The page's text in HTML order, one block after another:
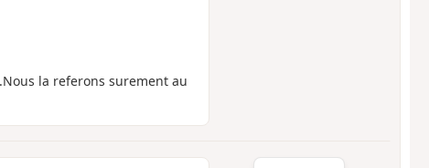
la referons surement au